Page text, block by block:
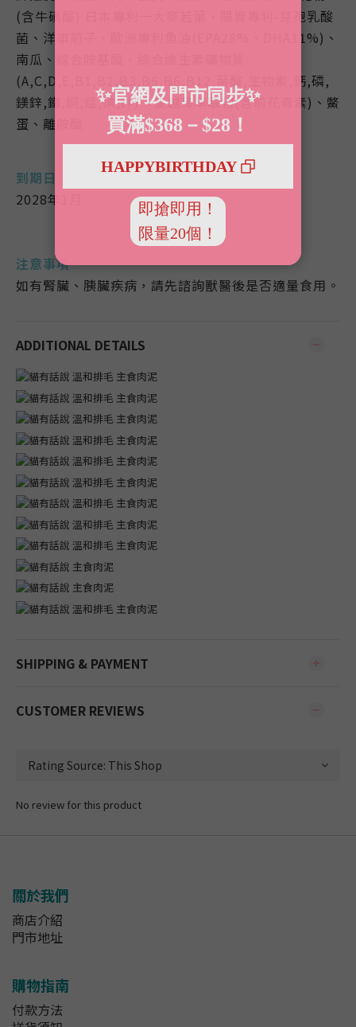
(含牛磺酸) 日本專利一大麥若葉、腸胃專利-芽孢乳酸
菌、洋車前子、歐洲專利魚油(EPA28%、DHA11%)、
南瓜、綜合胺基酸、綜合維生素礦物質
(A,C,D,E,B1,B2,B3,B5,B6,B12,葉酸,生物素,鈣,磷,
鎂鋅,鐵,銅,錳,碘,鉀)、蔓越莓萃取物(含前花青素)、鱉
蛋、離胺酸
到期日
2028年1月
注意事項
如有腎臟、胰臟疾病，請先諮詢獸醫後是否適量食用。
ADDITIONAL DETAILS
SHIPPING & PAYMENT
CUSTOMER REVIEWS
No review for this product
關於我們
商店介紹
門市地址
購物指南
付款方法